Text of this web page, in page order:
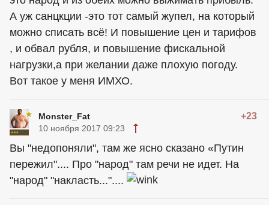
А уж санцкции -это тот самый жупел, на который
можно списать всё! И повышение цен и тарифов
, и обвал рубля, и повышение фискальной
нагрузки,а при желании даже плохую погоду.
Вот такое у меня ИМХО.
Monster_Fat +23
10 ноября 2017 09:23
Вы "недопоняли", там же ясно сказано «Путин
пережил".... Про "народ" там речи не идет. На
"народ" "накласть..."....